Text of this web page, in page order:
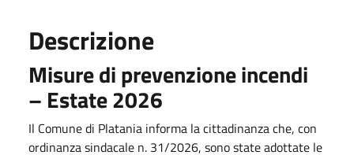
Descrizione
Misure di prevenzione incendi
– Estate 2026
Il Comune di Platania informa la cittadinanza che, con